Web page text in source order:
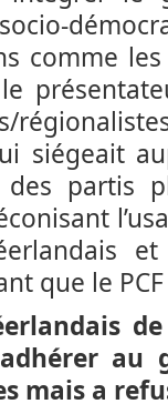
comme
siégeait
partis
que le
au
mais a